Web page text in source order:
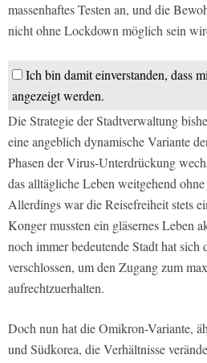
massenhaftes Testen an, und die
nicht ohne Lockdown möglich sein
Ich bin damit einverstanden, dass
angezeigt werden.
Die Strategie der Stadtverwaltung
eine angeblich dynamische Variante
Phasen der Virus-Unterdrückung
das alltägliche Leben weitgehend
Allerdings war die Reisefreiheit stets
Konger mussten ein gläsernes Leben
noch immer bedeutende Stadt hat sich
verschlossen, um den Zugang zum
aufrechtzuerhalten.
Doch nun hat die Omikron-Variante,
und Südkorea, die Verhältnisse